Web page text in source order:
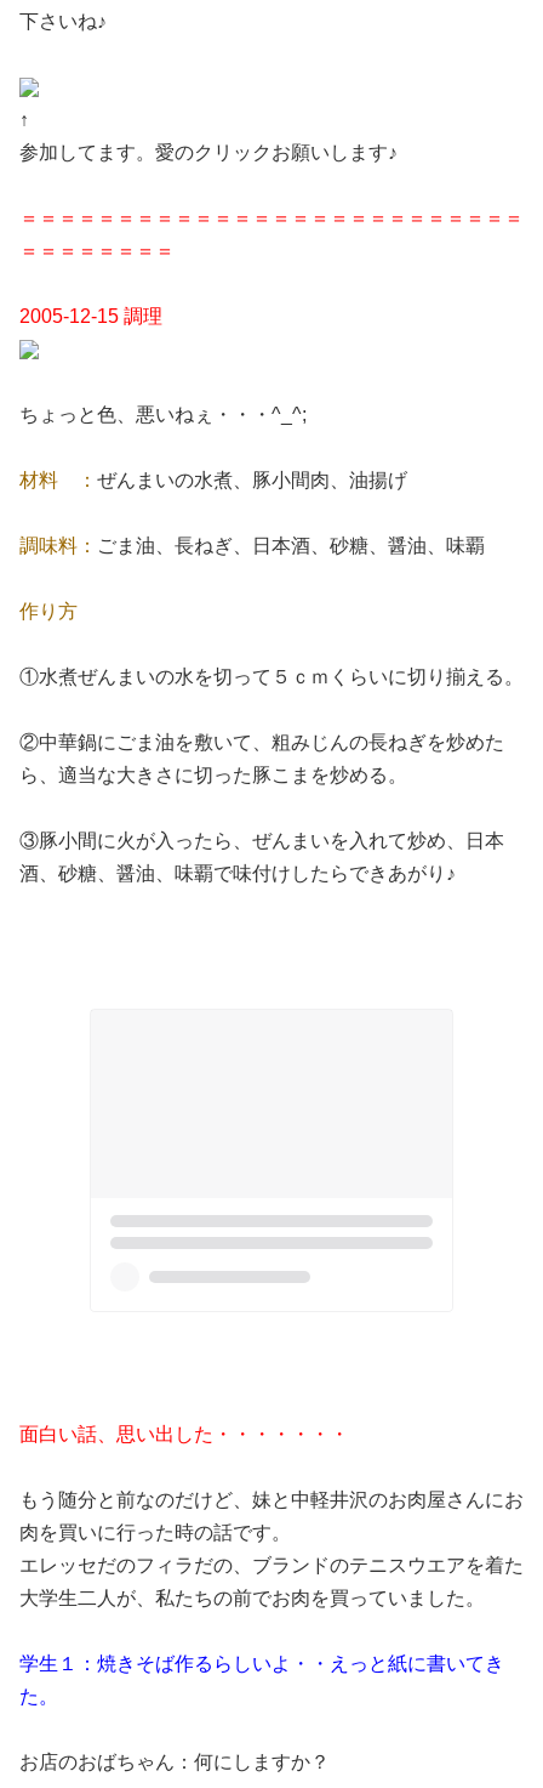
下さいね♪
↑
参加してます。愛のクリックお願いします♪
＝＝＝＝＝＝＝＝＝＝＝＝＝＝＝＝＝＝＝＝＝＝＝＝＝＝
＝＝＝＝＝＝＝＝
2005-12-15 調理
ちょっと色、悪いねぇ・・・^_^;
材料 ： ぜんまいの水煮、豚小間肉、油揚げ
調味料： ごま油、長ねぎ、日本酒、砂糖、醤油、味覇
作り方
①水煮ぜんまいの水を切って５ｃｍくらいに切り揃える。
②中華鍋にごま油を敷いて、粗みじんの長ねぎを炒めた
ら、適当な大きさに切った豚こまを炒める。
③豚小間に火が入ったら、ぜんまいを入れて炒め、日本
酒、砂糖、醤油、味覇で味付けしたらできあがり♪
面白い話、思い出した・・・・・・・
もう随分と前なのだけど、妹と中軽井沢のお肉屋さんにお
肉を買いに行った時の話です。
エレッセだのフィラだの、ブランドのテニスウエアを着た
大学生二人が、私たちの前でお肉を買っていました。
学生１：焼きそば作るらしいよ・・えっと紙に書いてき
た。
お店のおばちゃん：何にしますか？